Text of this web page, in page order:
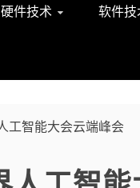
硬件技术 软件技
工智能大会云端峰会